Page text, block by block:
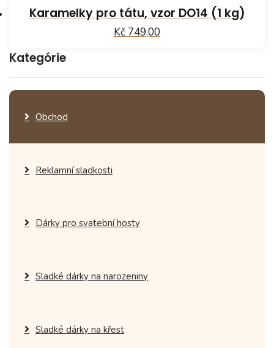
Karamelky pro tátu, vzor DO14 (1 kg)
Kč 749,00
Kategórie
Obchod
Reklamní sladkosti
Dárky pro svatební hosty
Sladké dárky na narozeniny
Sladké dárky na křest